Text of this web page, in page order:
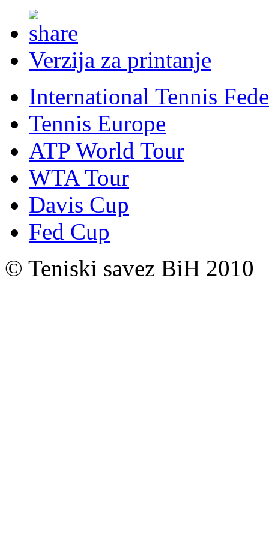
Verzija za printanje
International Tennis
Tennis Europe
ATP World Tour
WTA Tour
Davis Cup
Fed Cup
© Teniski savez BiH 2010